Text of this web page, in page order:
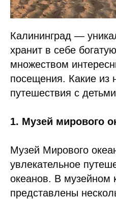
Калининград —
хранит в себе
множеством
посещения. Какие из
путешествия с
1. Музей мирового
Музей Мирового
увлекательное
океанов. В музейном
представлены